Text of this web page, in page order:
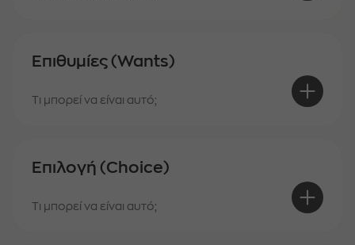
Επιθυμίες (Wants)
Τι μπορεί να είναι αυτό;
Επιλογή (Choice)
Τι μπορεί να είναι αυτό;